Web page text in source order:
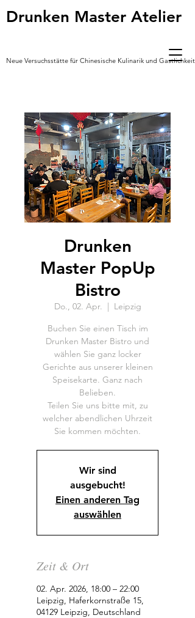
Drunken Master Atelier
Neue Versuchsstätte für Chinesische Kulinarik und Gastlichkeit *
Drunken
Master PopUp
Bistro
Do., 02. Apr.
  |
Leipzig
Buchen Sie einen Tisch im
Drunken Master Bistro und
wählen Sie ganz locker
Gerichte aus unserer kleinen
Speisekarte. Ganz nach
Belieben.
Teilen Sie uns bitte mit, zu
welcher abendlichen Uhrzeit
Wir sind
ausgebucht!
Einen anderen Tag
auswählen
Zeit & Ort
02. Apr. 2026, 18:00 – 22:00
Leipzig, Haferkornstraße 15,
04129 Leipzig, Deutschland